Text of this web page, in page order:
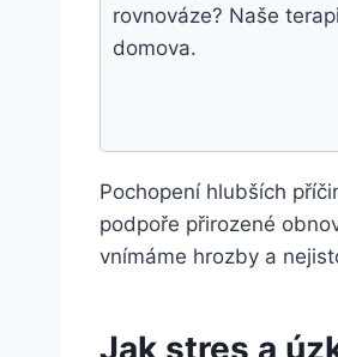
rovnováze? Naše
domova.
Pochopení hlubších
podpoře přirozené
vnímáme hrozby a
Jak stres a